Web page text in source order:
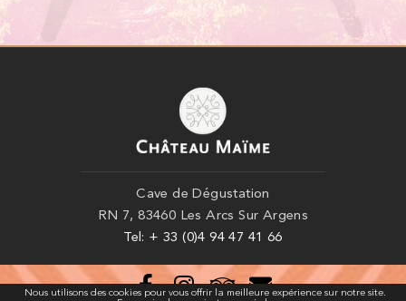
Cave de Dégustation
RN 7, 83460 Les Arcs Sur Argens
Tel: + 33 (0)4 94 47 41 66
Nous utilisons des cookies pour vous offrir la meilleure expérience sur notre site.